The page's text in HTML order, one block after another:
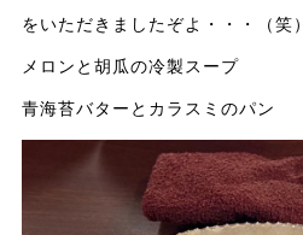
をいただきましたぞよ・・・（笑）
メロンと胡瓜の冷製スープ
青海苔バターとカラスミのパン